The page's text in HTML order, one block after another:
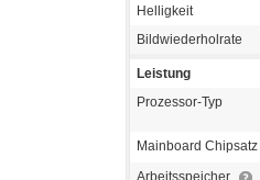
Helligkeit
Bildwiederholrate
Leistung
Prozessor-Typ
Mainboard Chipsatz
Arbeitsspeicher